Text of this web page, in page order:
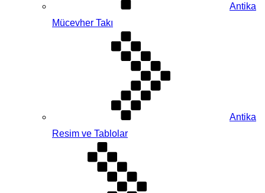
Antika
Mücevher Takı
Antika
Resim ve Tablolar